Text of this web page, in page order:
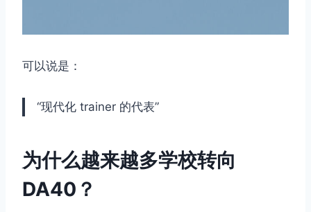
可以说是：
“现代化 trainer 的代表”
为什么越来越多学校转向
DA40？